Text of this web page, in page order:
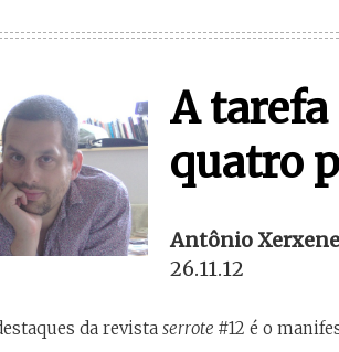
A
quatro
Antônio
26.11.12
da revista serrote #12 é o